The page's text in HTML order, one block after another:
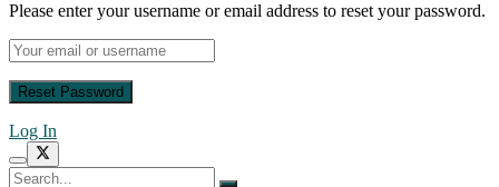
Please enter your username or email address to reset your password.
Log In